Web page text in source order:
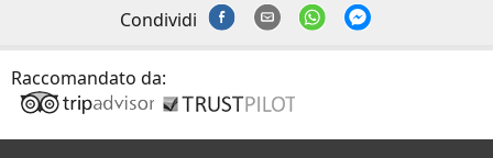
Condividi
Raccomandato da: